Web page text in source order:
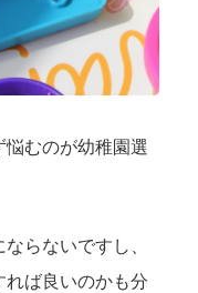
むのが幼稚園選
らないですし、
ば良いのかも分